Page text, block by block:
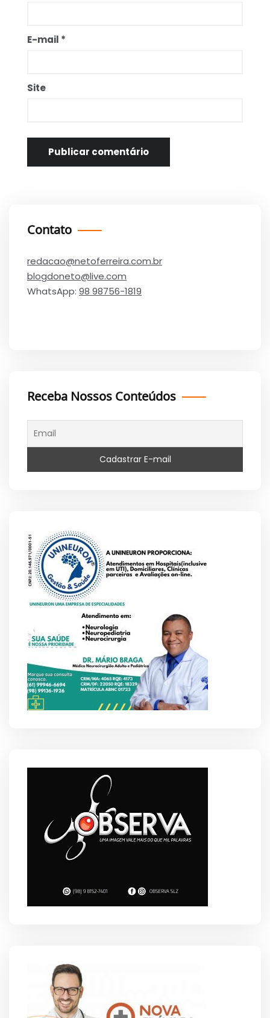
E-mail *
Site
Contato
redacao@netoferreira.com.br
blogdoneto@live.com
WhatsApp: 98 98756-1819
Receba Nossos Conteúdos